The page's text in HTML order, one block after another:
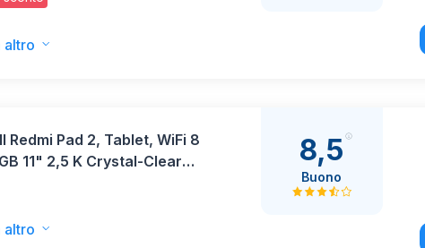
altro
Redmi Pad 2, Tablet, WiFi 8
11" 2,5 K Crystal-Clear
Advanced Helio G100-Ultra
altro
8,5
Buono